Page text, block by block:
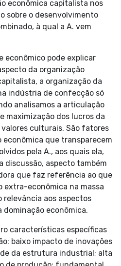
econômica capitalista nos
sobre o desenvolvimento
à qual a A. vem
econômico pode explicar
da organização
a organização da
indústria de confecção só
analisamos a articulação
maximização dos lucros da
culturais. São fatores
que transparecem
pela A., aos quais ela,
discussão, aspecto também
que faz referência ao que
extra-econômica na massa
relevância aos aspectos
dominação econômica.
características específicas
baixo impacto de inovações
da estrutura industrial; alta